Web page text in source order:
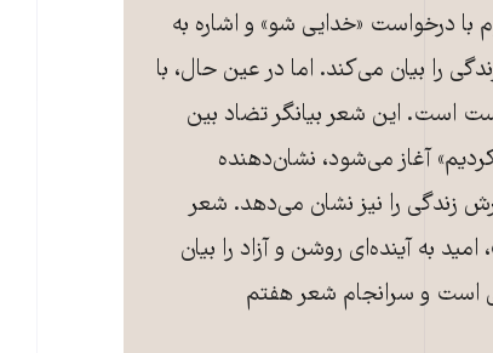
درخواست «خدایی شو» و اشاره به
را بیان می‌کند. اما در عین حال، با
است. این شعر بیانگر تضاد بین
آغاز می‌شود، نشان‌دهنده
زندگی را نیز نشان می‌دهد. شعر
به آینده‌ای روشن و آزاد را بیان
است و سرانجام شعر هفتم